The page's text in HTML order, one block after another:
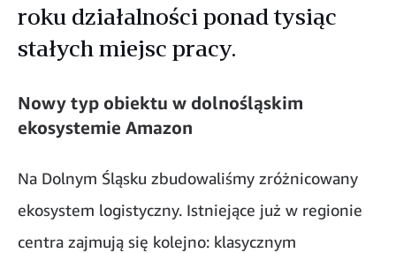
roku działalności ponad tysiąc
stałych miejsc pracy.
Nowy typ obiektu w dolnośląskim
ekosystemie Amazon
Na Dolnym Śląsku zbudowaliśmy zróżnicowany
ekosystem logistyczny. Istniejące już w regionie
centra zajmują się kolejno: klasycznym